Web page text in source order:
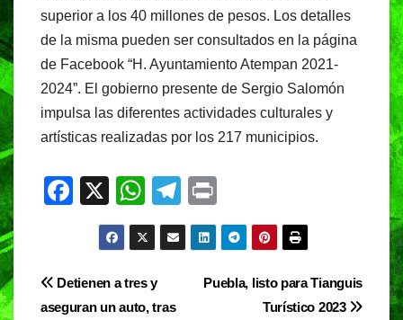
superior a los 40 millones de pesos. Los detalles
de la misma pueden ser consultados en la página
de Facebook “H. Ayuntamiento Atempan 2021-
2024”. El gobierno presente de Sergio Salomón
impulsa las diferentes actividades culturales y
artísticas realizadas por los 217 municipios.
F
e
b
X
W
h
at
s
A
T
el
e
gr
in
t
Navegación
Puebla, listo para Tianguis
Turístico 2023
Detienen a tres y
aseguran un auto, tras